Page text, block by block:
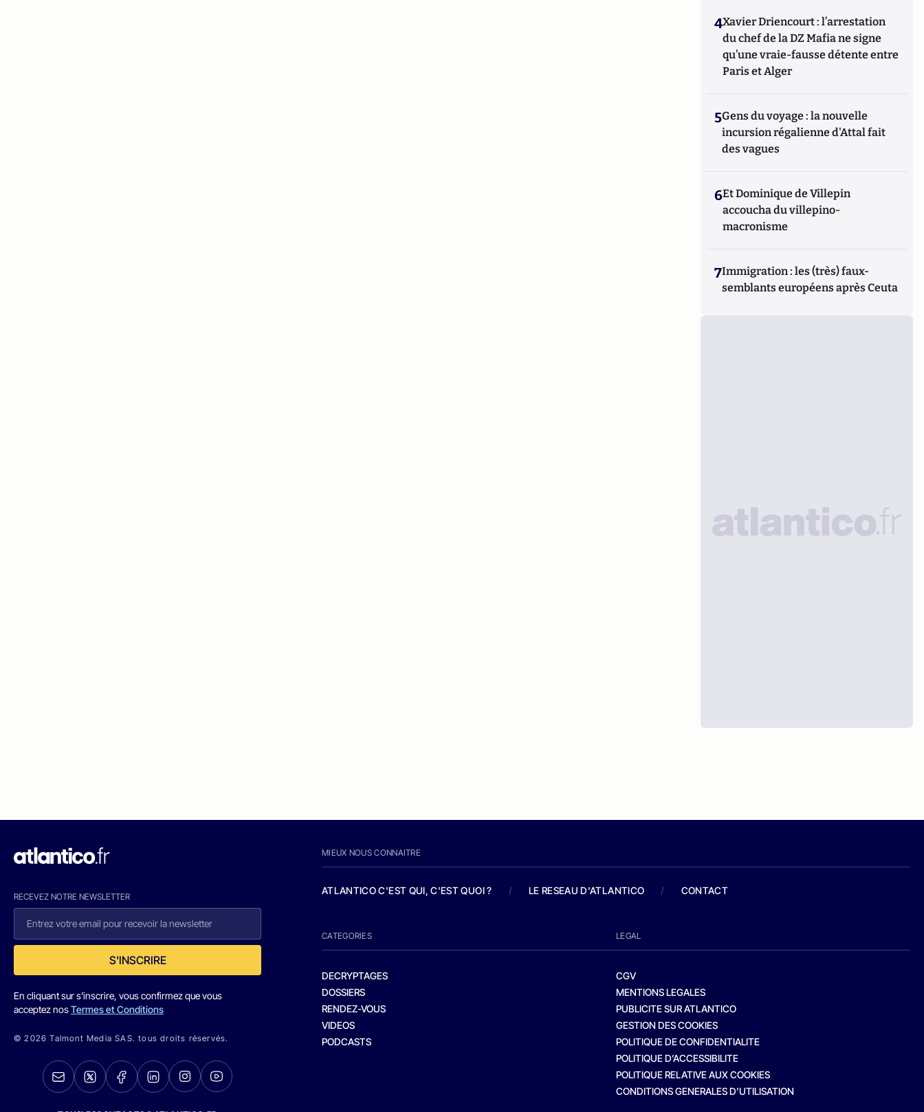
4Xavier Driencourt : l’arrestation
du chef de la DZ Mafia ne signe
qu’une vraie-fausse détente entre
Paris et Alger
5Gens du voyage : la nouvelle
incursion régalienne d'Attal fait
des vagues
6Et Dominique de Villepin
accoucha du villepino-
macronisme
7Immigration : les (très) faux-
semblants européens après Ceuta
RECEVEZ NOTRE NEWSLETTER
S'INSCRIRE
En cliquant sur s'inscrire, vous confirmez que vous
acceptez nosTermes et Conditions
© 2026 Talmont Media SAS. tous droits réservés.
MIEUX NOUS CONNAITRE
ATLANTICO C'EST QUI, C'EST QUOI ? / LE RESEAU D'ATLANTICO / CONTACT
CATEGORIES
DECRYPTAGES
DOSSIERS
RENDEZ-VOUS
VIDEOS
PODCASTS
LEGAL
CGV
MENTIONS LEGALES
PUBLICITE SUR ATLANTICO
GESTION DES COOKIES
POLITIQUE DE CONFIDENTIALITE
POLITIQUE D’ACCESSIBILITE
POLITIQUE RELATIVE AUX COOKIES
CONDITIONS GENERALES D’UTILISATION